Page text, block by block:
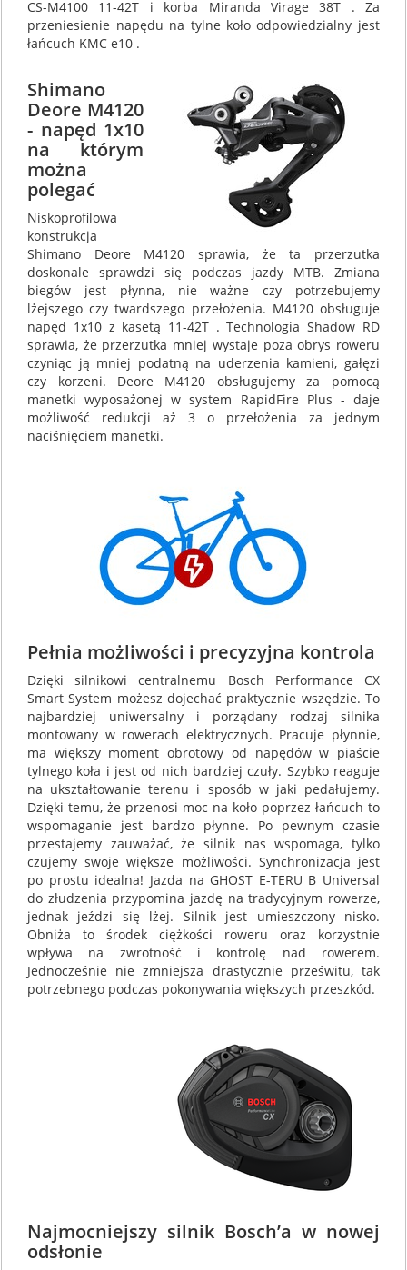
CS-M4100 11-42T i korba Miranda Virage 38T . Za
przeniesienie napędu na tylne koło odpowiedzialny jest
łańcuch KMC e10 .
Shimano
Deore M4120
- napęd 1x10
na którym
można
polegać
Niskoprofilowa
konstrukcja
Shimano Deore M4120 sprawia, że ta przerzutka
doskonale sprawdzi się podczas jazdy MTB. Zmiana
biegów jest płynna, nie ważne czy potrzebujemy
lżejszego czy twardszego przełożenia. M4120 obsługuje
napęd 1x10 z kasetą 11-42T . Technologia Shadow RD
sprawia, że przerzutka mniej wystaje poza obrys roweru
czyniąc ją mniej podatną na uderzenia kamieni, gałęzi
czy korzeni. Deore M4120 obsługujemy za pomocą
manetki wyposażonej w system RapidFire Plus - daje
możliwość redukcji aż 3 o przełożenia za jednym
naciśnięciem manetki.
Pełnia możliwości i precyzyjna kontrola
Dzięki silnikowi centralnemu Bosch Performance CX
Smart System możesz dojechać praktycznie wszędzie. To
najbardziej uniwersalny i porządany rodzaj silnika
montowany w rowerach elektrycznych. Pracuje płynnie,
ma większy moment obrotowy od napędów w piaście
tylnego koła i jest od nich bardziej czuły. Szybko reaguje
na ukształtowanie terenu i sposób w jaki pedałujemy.
Dzięki temu, że przenosi moc na koło poprzez łańcuch to
wspomaganie jest bardzo płynne. Po pewnym czasie
przestajemy zauważać, że silnik nas wspomaga, tylko
czujemy swoje większe możliwości. Synchronizacja jest
po prostu idealna! Jazda na GHOST E-TERU B Universal
do złudzenia przypomina jazdę na tradycyjnym rowerze,
jednak jeździ się lżej. Silnik jest umieszczony nisko.
Obniża to środek ciężkości roweru oraz korzystnie
wpływa na zwrotność i kontrolę nad rowerem.
Jednocześnie nie zmniejsza drastycznie prześwitu, tak
potrzebnego podczas pokonywania większych przeszkód.
Najmocniejszy silnik Bosch’a w nowej
odsłonie